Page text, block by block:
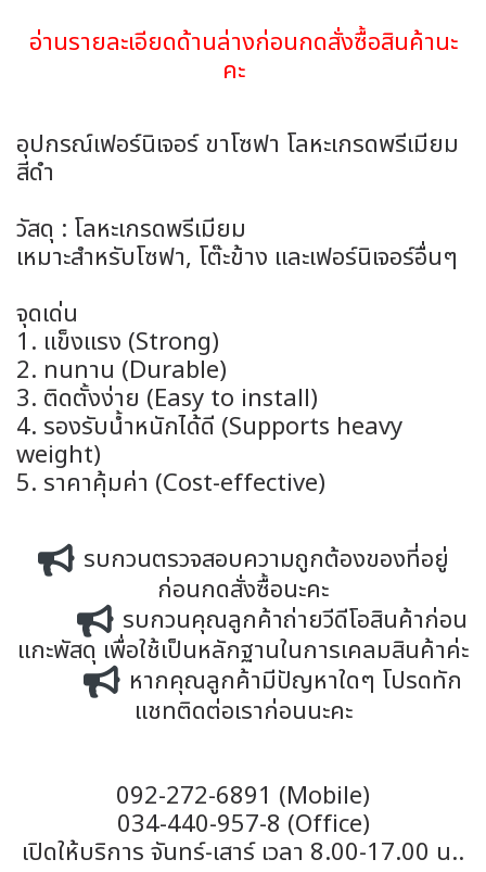
อ่านรายละเอียดด้านล่างก่อนกดสั่งซื้อสินค้านะ
คะ
อุปกรณ์เฟอร์นิเจอร์ ขาโซฟา โลหะเกรดพรีเมียม
สีดำ
วัสดุ : โลหะเกรดพรีเมียม
เหมาะสำหรับโซฟา, โต๊ะข้าง และเฟอร์นิเจอร์อื่นๆ
จุดเด่น
1. แข็งแรง (Strong)
2. ทนทาน (Durable)
3. ติดตั้งง่าย (Easy to install)
4. รองรับน้ำหนักได้ดี (Supports heavy
weight)
5. ราคาคุ้มค่า (Cost-effective)
รบกวนตรวจสอบความถูกต้องของที่อยู่
ก่อนกดสั่งซื้อนะคะ
รบกวนคุณลูกค้าถ่ายวีดีโอสินค้าก่อน
แกะพัสดุ เพื่อใช้เป็นหลักฐานในการเคลมสินค้าค่ะ
หากคุณลูกค้ามีปัญหาใดๆ โปรดทัก
แชทติดต่อเราก่อนนะคะ
092-272-6891 (Mobile)
034-440-957-8 (Office)
เปิดให้บริการ จันทร์-เสาร์ เวลา 8.00-17.00 น..